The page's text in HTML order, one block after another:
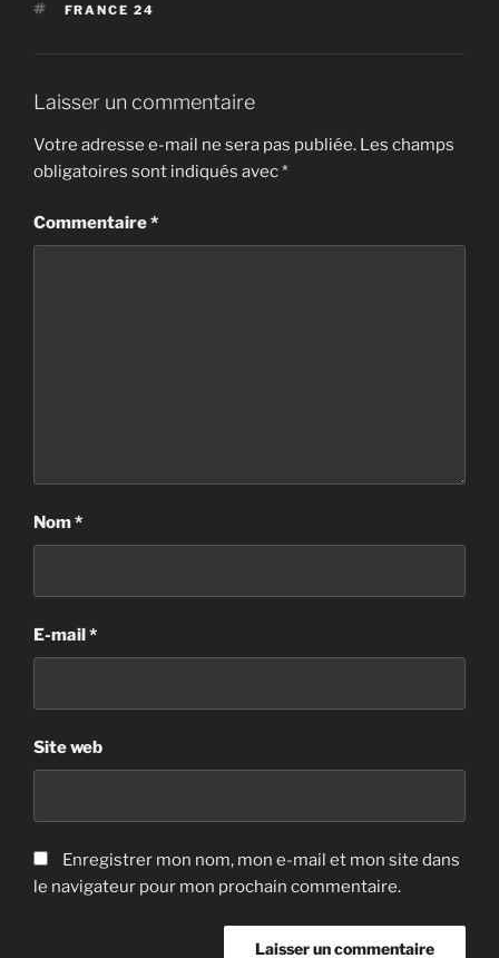
ÉTIQUETTES
FRANCE 24
Laisser un commentaire
Votre adresse e-mail ne sera pas publiée. Les champs
obligatoires sont indiqués avec*
Commentaire*
Nom*
E-mail*
Site web
Enregistrer mon nom, mon e-mail et mon site dans
le navigateur pour mon prochain commentaire.